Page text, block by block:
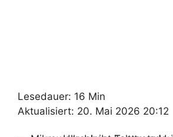
Lesedauer: 16 Min
Aktualisiert: 20. Mai 2026 20:12